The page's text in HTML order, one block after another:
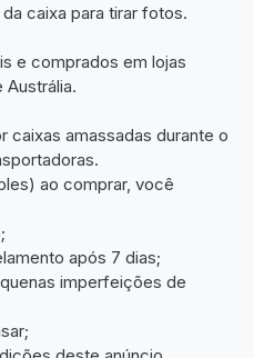
caixa para tirar fotos.
e comprados em lojas
Austrália.
caixas amassadas durante o
ao comprar, você
após 7 dias;
imperfeições de